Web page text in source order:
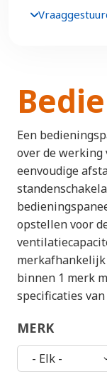
Een
over de
eenvoudige
opstellen voor
binnen 1 merk
specificaties
MERK